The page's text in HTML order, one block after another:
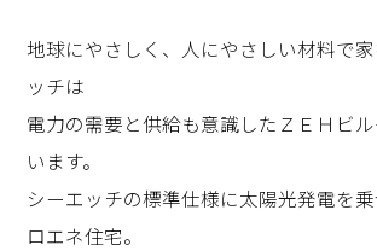
地球にやさしく、人にやさしい材料で
ッチは
電力の需要と供給も意識したＺＥＨビ
います。
シーエッチの標準仕様に太陽光発電を
ロエネ住宅。